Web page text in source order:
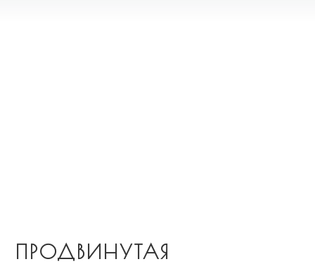
ПРОДВИНУТАЯ